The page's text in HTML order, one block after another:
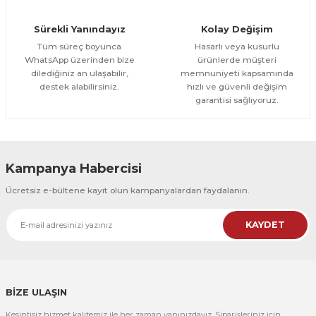
300,00 TL %25
CeSht
CeSht
Pembe Fonlu Good Things Are Coming Yazılı Tek Parça Ahşap Çerçeveli
500,00 TL
Sürekli Yanındayız
Tüm süreç boyunca
WhatsApp üzerinden bize
dilediğiniz an ulaşabilir,
destek alabilirsiniz.
Kolay Değişim
Hasarlı veya kusurlu
ürünlerde müşteri
memnuniyeti kapsamında
hızlı ve güvenli değişim
garantisi sağlıyoruz.
Kampanya Habercisi
Ücretsiz e-bültene kayıt olun kampanyalardan faydalanın.
KAYDET
BİZE ULAŞIN